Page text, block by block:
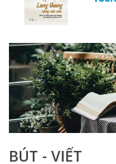
BÚT - VIẾT